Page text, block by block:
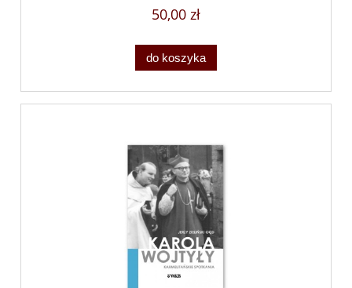
50,00 zł
do koszyka